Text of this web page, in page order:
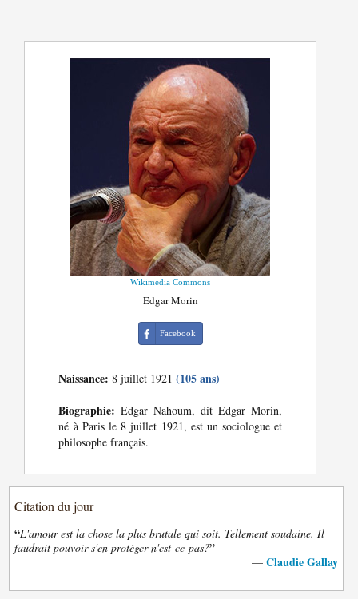
Wikimedia Commons
Edgar Morin
Facebook
Naissance: 8 juillet 1921(105 ans)
Biographie: Edgar Nahoum, dit Edgar Morin,
né à Paris le 8 juillet 1921, est un sociologue et
philosophe français.
Citation du jour
“L'amour est la chose la plus brutale qui soit. Tellement soudaine. Il
faudrait pouvoir s'en protéger n'est-ce-pas?”
— Claudie Gallay